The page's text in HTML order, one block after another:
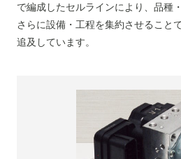
で編成したセルラインにより、品種
さらに設備・工程を集約させること
追及しています。